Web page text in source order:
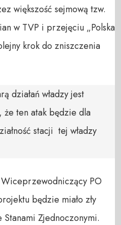
większość sejmową tzw.
w TVP i przejęciu „Polska
krok do zniszczenia
działań władzy jest
że ten atak będzie dla
stacji tej władzy
PO
będzie miało zły
Stanami Zjednoczonymi.